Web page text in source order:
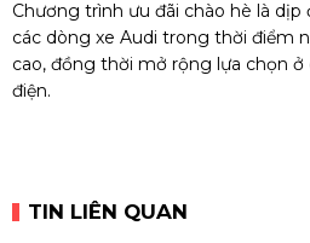
Chương trình ưu đãi chào hè là dịp
các dòng xe Audi trong thời điểm
cao, đồng thời mở rộng lựa chọn ở
điện.
TIN LIÊN QUAN